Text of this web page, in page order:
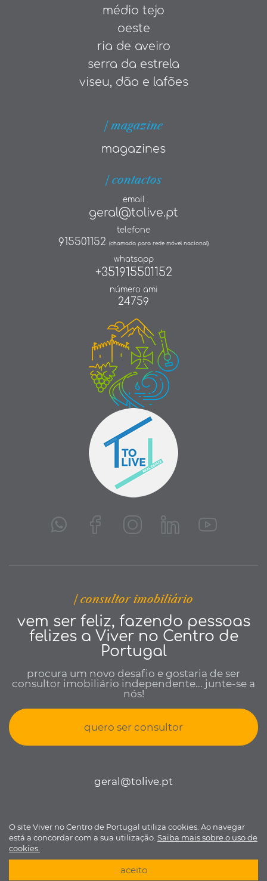
médio tejo
oeste
ria de aveiro
serra da estrela
viseu, dão e lafões
| magazine
magazines
| contactos
email
geral@tolive.pt
telefone
915501152 (chamada para rede móvel nacional)
whatsapp
+351915501152
número ami
24759
| consultor imobiliário
vem ser feliz, fazendo pessoas
felizes a Viver no Centro de
Portugal
procura um novo desafio e gostaria de ser
consultor imobiliário independente... junte-se a
nós!
quero ser consultor
geral@tolive.pt
Viver no Centro de Portugal © todos os direitos reservados •Política
de Privacidade• Livro de reclamações• Desenvolvido porBomsite
O site Viver no Centro de Portugal utiliza cookies. Ao navegar
está a concordar com a sua utilização. Saiba mais sobre o uso de
cookies.
aceito